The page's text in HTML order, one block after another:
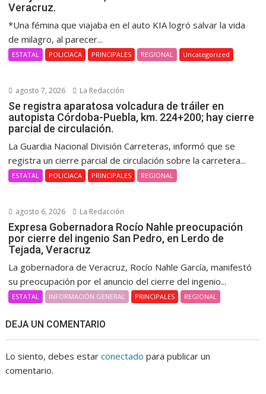
Veracruz.
*Una fémina que viajaba en el auto KIA logró salvar la vida
de milagro, al parecer...
ESTATAL POLICIACA PRINCIPALES REGIONAL Uncategorized
agosto 7, 2026 La Redacción
Se registra aparatosa volcadura de tráiler en
autopista Córdoba-Puebla, km. 224+200; hay cierre
parcial de circulación.
La Guardia Nacional División Carreteras, informó que se
registra un cierre parcial de circulación sobre la carretera...
ESTATAL POLICIACA PRINCIPALES REGIONAL
agosto 6, 2026 La Redacción
Expresa Gobernadora Rocío Nahle preocupación
por cierre del ingenio San Pedro, en Lerdo de
Tejada, Veracruz
La gobernadora de Veracruz, Rocío Nahle García, manifestó
su preocupación por el anuncio del cierre del ingenio...
ESTATAL INFORMACIÓN GENERAL PRINCIPALES REGIONAL
DEJA UN COMENTARIO
Lo siento, debes estarconectado para publicar un
comentario.